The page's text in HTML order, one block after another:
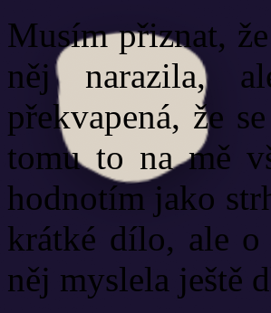
Musím přiznat,
něj narazila,
překvapená, že
tomu to na mě
hodnotím jako
krátké dílo, ale o
něj myslela ještě